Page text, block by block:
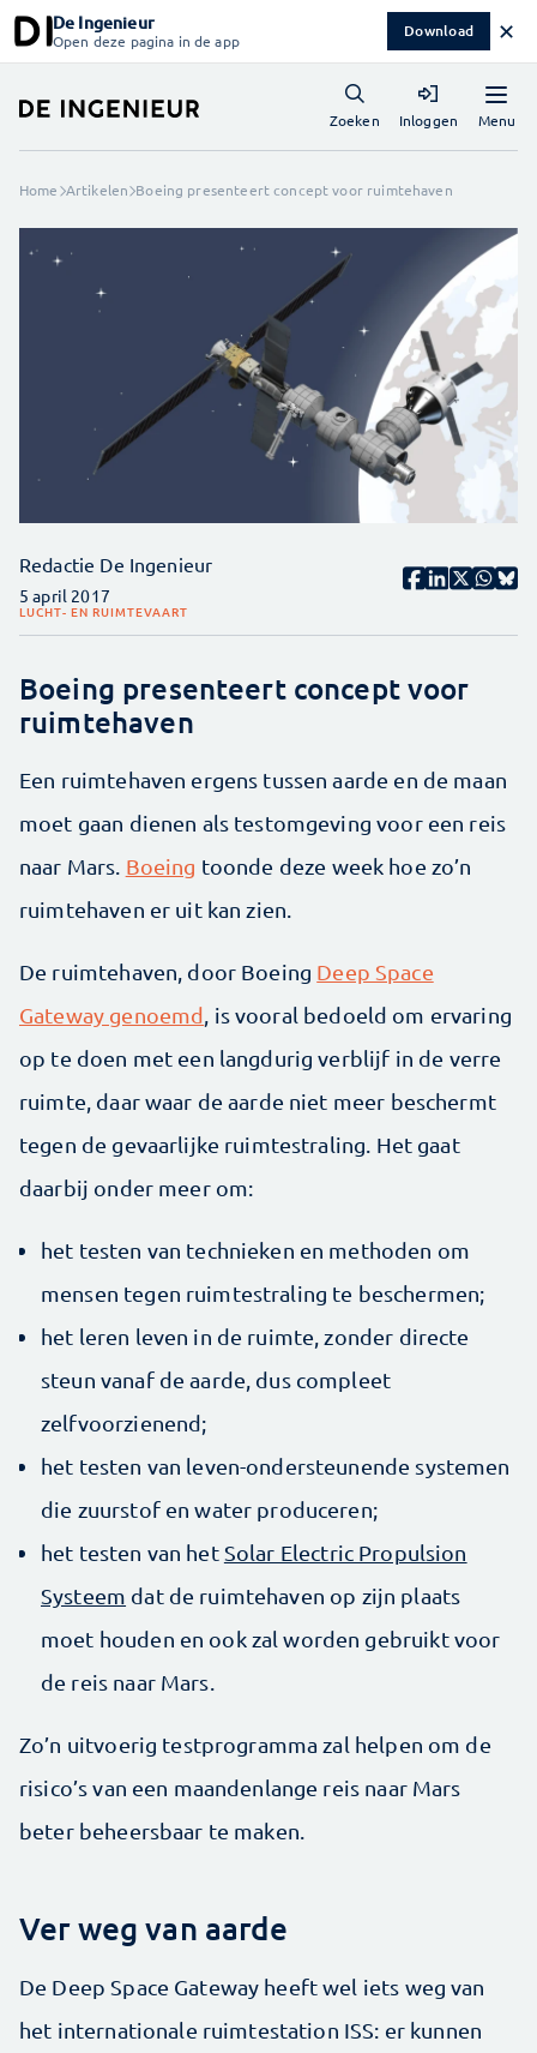
De Ingenieur
Open deze pagina in de app Download ✕
Menu
Zoeken Inloggen
Home Artikelen Boeing presenteert concept voor ruimtehaven
Redactie De Ingenieur
5 april 2017
LUCHT- EN RUIMTEVAART
Boeing presenteert concept voor
ruimtehaven
Een ruimtehaven ergens tussen aarde en de maan
moet gaan dienen als testomgeving voor een reis
naar Mars. Boeing toonde deze week hoe zo’n
ruimtehaven er uit kan zien.
De ruimtehaven, door Boeing Deep Space
Gateway genoemd , is vooral bedoeld om ervaring
op te doen met een langdurig verblijf in de verre
ruimte, daar waar de aarde niet meer beschermt
tegen de gevaarlijke ruimtestraling. Het gaat
daarbij onder meer om:
het testen van technieken en methoden om
mensen tegen ruimtestraling te beschermen;
het leren leven in de ruimte, zonder directe
steun vanaf de aarde, dus compleet
zelfvoorzienend;
het testen van leven-ondersteunende systemen
die zuurstof en water produceren;
het testen van het Solar Electric Propulsion
Systeem dat de ruimtehaven op zijn plaats
moet houden en ook zal worden gebruikt voor
de reis naar Mars.
Zo’n uitvoerig testprogramma zal helpen om de
risico’s van een maandenlange reis naar Mars
beter beheersbaar te maken.
Ver weg van aarde
De Deep Space Gateway heeft wel iets weg van
het internationale ruimtestation ISS: er kunnen